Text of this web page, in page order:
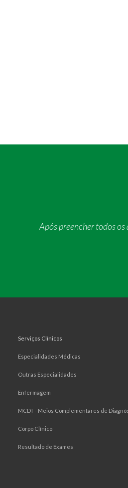
Após preencher todos
Serviços Clínicos
Especialidades Médicas
Outras Especialidades
Enfermagem
MCDT - Meios Complementares de
Corpo Clínico
Resultado de Exames